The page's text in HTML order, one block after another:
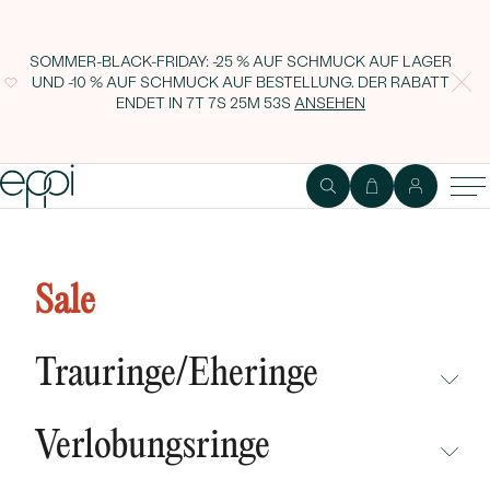
SOMMER-BLACK-FRIDAY: -25 % AUF SCHMUCK AUF LAGER
UND -10 % AUF SCHMUCK AUF BESTELLUNG. DER RABATT
ENDET IN 7T 7S 25M 52SANSEHEN
Sale
Trauringe/Eheringe
NEUHEITEN
Verlobungsringe
Diamanten Craig